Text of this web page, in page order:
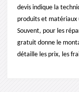
devis indique la
produits et matériaux
Souvent, pour les
gratuit donne le
détaille les prix, les